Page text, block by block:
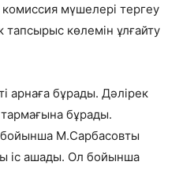
мүшелері тергеу
көлемін ұлғайту
арнаға бұрады. Дәлірек
бұрады.
бойынша М.Сарбасовты
іс ашады. Ол бойынша